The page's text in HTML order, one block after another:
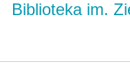
Biblioteka im.